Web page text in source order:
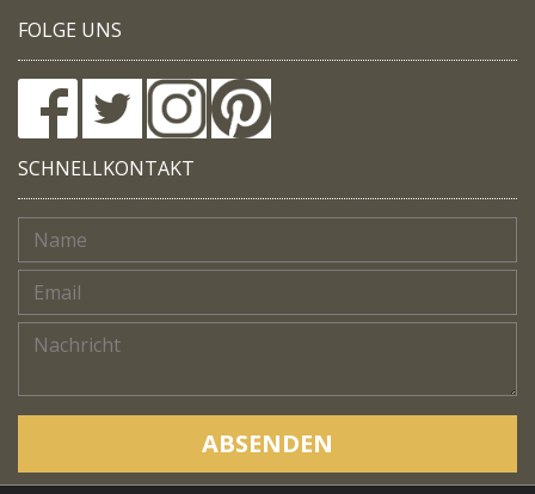
FOLGE UNS
SCHNELLKONTAKT
ABSENDEN